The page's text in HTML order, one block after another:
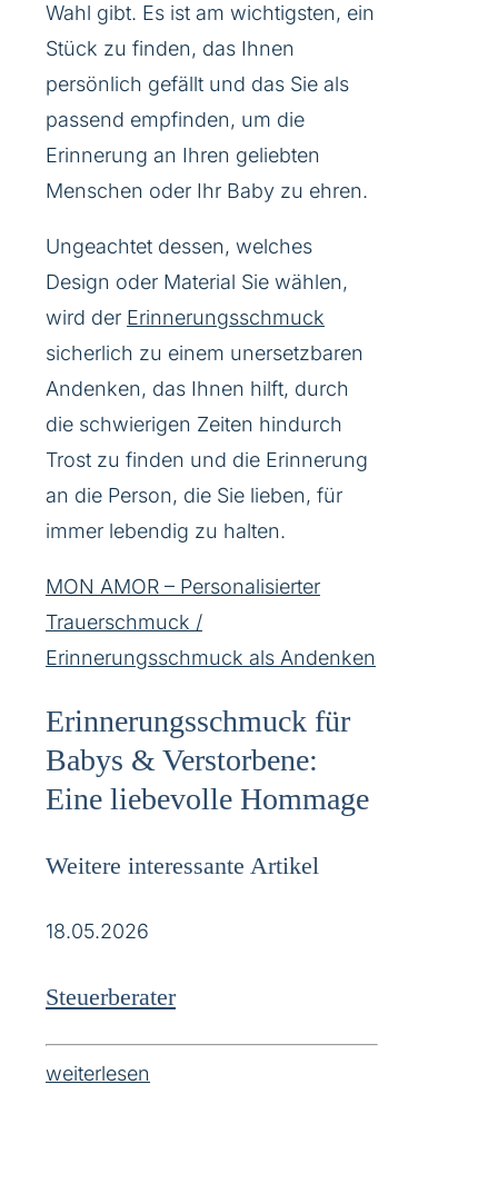
Wahl gibt. Es ist am wichtigsten, ein
Stück zu finden, das Ihnen
persönlich gefällt und das Sie als
passend empfinden, um die
Erinnerung an Ihren geliebten
Menschen oder Ihr Baby zu ehren.
Ungeachtet dessen, welches
Design oder Material Sie wählen,
wird der Erinnerungsschmuck
sicherlich zu einem unersetzbaren
Andenken, das Ihnen hilft, durch
die schwierigen Zeiten hindurch
Trost zu finden und die Erinnerung
an die Person, die Sie lieben, für
immer lebendig zu halten.
MON AMOR – Personalisierter
Trauerschmuck /
Erinnerungsschmuck als Andenken
Erinnerungsschmuck für
Babys & Verstorbene:
Eine liebevolle Hommage
Weitere interessante Artikel
18.05.2026
Steuerberater
weiterlesen